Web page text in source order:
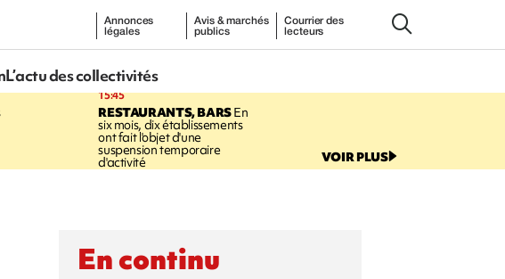
Annonces
légales
Avis & marchés
publics
Courrier des
lecteurs
L’actu des collectivités
15:45
RESTAURANTS, BARSEn
six mois, dix établissements
ont fait l'objet d'une
suspension temporaire
d'activité VOIR PLUS
En continu